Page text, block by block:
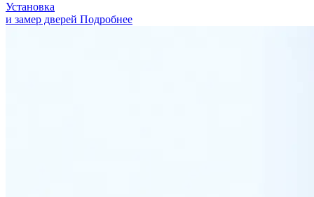
Установка
и замер дверей Подробнее